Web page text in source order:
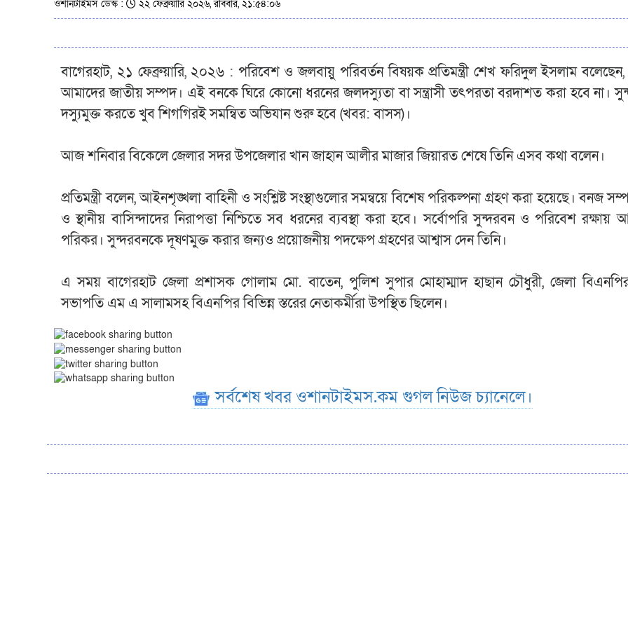
ওশানটাইমস ডেস্ক : ২২ ফেব্রুয়ারি ২০২৬, রবিবার, ২১:৫৪:০৬
বাগেরহাট, ২১ ফেব্রুয়ারি, ২০২৬ : পরিবেশ ও জলবায়ু পরিবর্তন বিষয়ক প্রতিমন্ত্রী শেখ ফরিদুল ইসলাম
আমাদের জাতীয় সম্পদ। এই বনকে ঘিরে কোনো ধরনের জলদস্যুতা বা সন্ত্রাসী তৎপরতা বরদাশত করা হবে না।
দস্যুমুক্ত করতে খুব শিগগিরই সমন্বিত অভিযান শুরু হবে (খবর: বাসস)।
আজ শনিবার বিকেলে জেলার সদর উপজেলার খান জাহান আলীর মাজার জিয়ারত শেষে তিনি এসব কথা বলেন।
‎প্রতিমন্ত্রী বলেন, আইনশৃঙ্খলা বাহিনী ও সংশ্লিষ্ট সংস্থাগুলোর সমন্বয়ে বিশেষ পরিকল্পনা গ্রহণ করা হয়েছে। বনজ
ও স্থানীয় বাসিন্দাদের নিরাপত্তা নিশ্চিতে সব ধরনের ব্যবস্থা করা হবে। সর্বোপরি সুন্দরবন ও পরিবেশ রক্ষায়
পরিকর। সুন্দরবনকে দূষণমুক্ত করার জন্যও প্রয়োজনীয় পদক্ষেপ গ্রহণের আশ্বাস দেন তিনি।
‎এ সময় বাগেরহাট জেলা প্রশাসক গোলাম মো. বাতেন, পুলিশ সুপার মোহাম্মাদ হাছান চৌধুরী, জেলা
সভাপতি এম এ সালামসহ বিএনপির বিভিন্ন স্তরের নেতাকর্মীরা উপস্থিত ছিলেন।
সর্বশেষ খবর ওশানটাইমস.কম গুগল নিউজ চ্যানেলে।